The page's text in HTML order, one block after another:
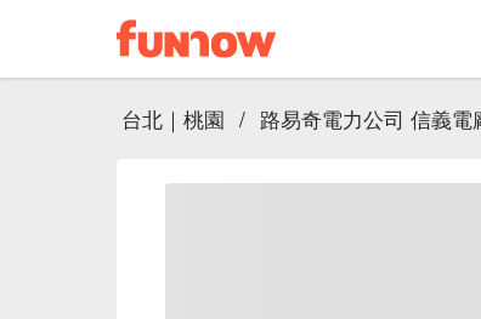
台北｜桃園 / 路易奇電力公司 信義電